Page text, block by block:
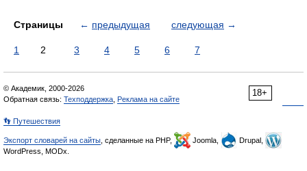
Страницы ← предыдущая следующая →
1 2 3 4 5 6 7
18+
© Академик, 2000-2026
Обратная связь: Техподдержка Реклама на сайте
👣 Путешествия
Экспорт словарей на сайты , сделанные на PHP, Joomla,
Drupal,
WordPress, MODx.